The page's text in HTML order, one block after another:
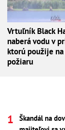
Vrtuľník Black
naberá vodu v
ktorú použije na
požiaru
Škandál na